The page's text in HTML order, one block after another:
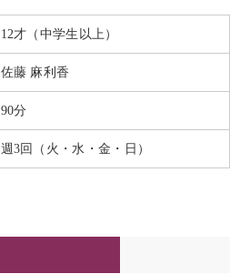
12才（中学生以上）
佐藤 麻利香
90分
週3回（火・水・金・日）